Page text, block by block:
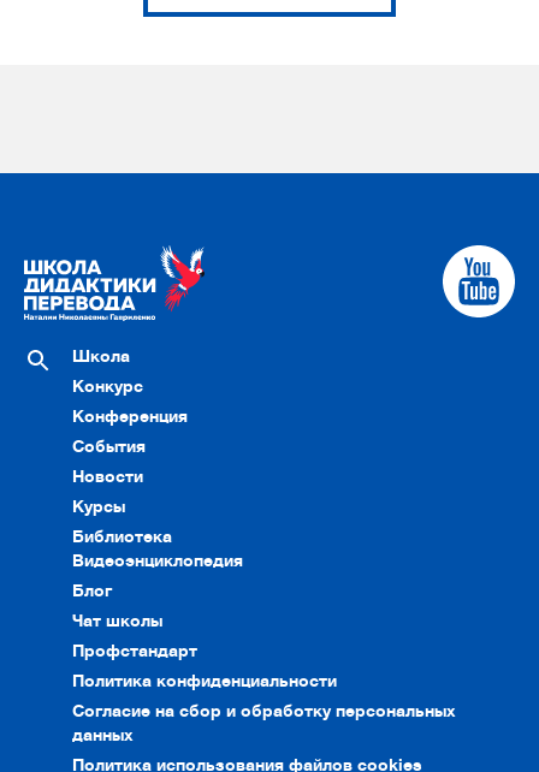
Школа
Конкурс
Конференция
События
Новости
Курсы
Библиотека
Видеоэнциклопедия
Блог
Чат школы
Профстандарт
Политика конфиденциальности
Согласие на сбор и обработку персональных
данных
Политика использования файлов cookies